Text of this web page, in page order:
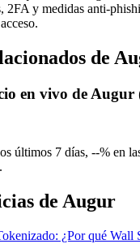
2FA y medidas anti-
de
en vivo de Augur
últimos 7 días, --% en
de Augur
¿Por qué Wall